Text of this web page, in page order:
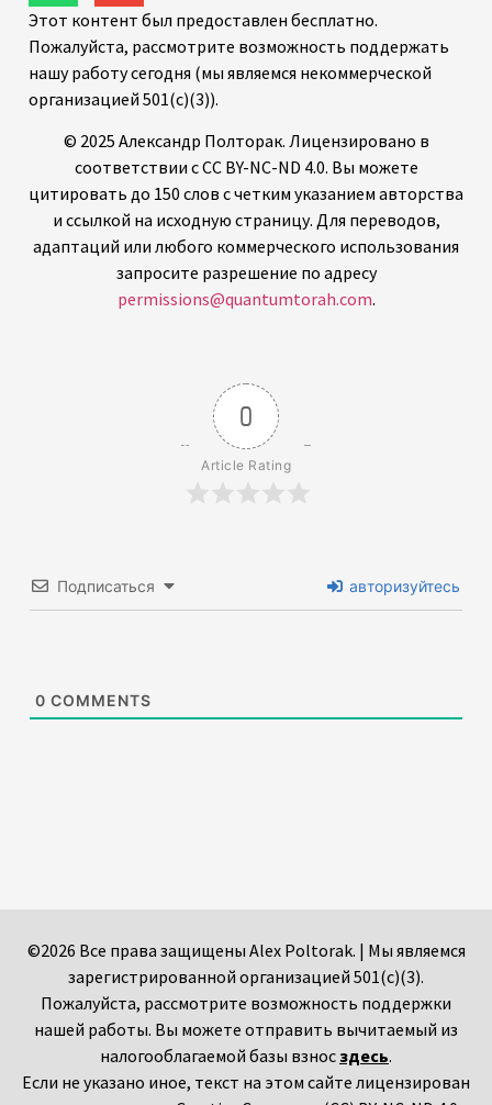
Этот контент был предоставлен бесплатно.
Пожалуйста, рассмотрите возможность поддержать
нашу работу сегодня (мы являемся некоммерческой
организацией 501(c)(3)).
© 2025 Александр Полторак. Лицензировано в
соответствии с CC BY-NC-ND 4.0. Вы можете
цитировать до 150 слов с четким указанием авторства
и ссылкой на исходную страницу. Для переводов,
адаптаций или любого коммерческого использования
запросите разрешение по адресу
permissions@quantumtorah.com.
0
Article Rating
Подписаться авторизуйтесь
0 COMMENTS
©2026 Все права защищены Alex Poltorak. | Мы являемся
зарегистрированной организацией 501(c)(3).
Пожалуйста, рассмотрите возможность поддержки
нашей работы. Вы можете отправить вычитаемый из
налогооблагаемой базы взнос здесь.
Если не указано иное, текст на этом сайте лицензирован